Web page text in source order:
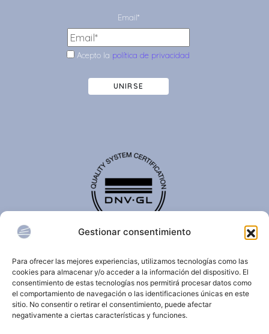
Gestionar consentimiento
Para ofrecer las mejores experiencias, utilizamos tecnologías como las
cookies para almacenar y/o acceder a la información del dispositivo. El
consentimiento de estas tecnologías nos permitirá procesar datos como
el comportamiento de navegación o las identificaciones únicas en este
sitio. No consentir o retirar el consentimiento, puede afectar
negativamente a ciertas características y funciones.
Email*
Acepto la política de privacidad
UNIRSE
internacionalmente y confirma que una organización
cumple con estándares de calidad, seguridad,
sostenibilidad y/o gestión.